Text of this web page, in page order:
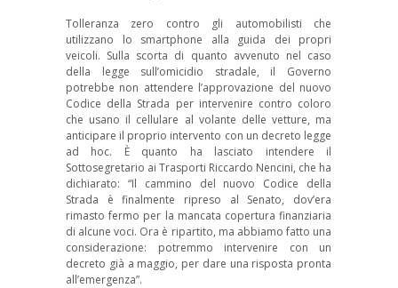
Tolleranza zero contro gli automobilisti che
utilizzano lo smartphone alla guida dei propri
veicoli. Sulla scorta di quanto avvenuto nel caso
della legge sull’omicidio stradale, il Governo
potrebbe non attendere l’approvazione del nuovo
Codice della Strada per intervenire contro coloro
che usano il cellulare al volante delle vetture, ma
anticipare il proprio intervento con un decreto legge
ad hoc. È quanto ha lasciato intendere il
Sottosegretario ai Trasporti Riccardo Nencini, che ha
dichiarato: “Il cammino del nuovo Codice della
Strada è finalmente ripreso al Senato, dov’era
rimasto fermo per la mancata copertura finanziaria
di alcune voci. Ora è ripartito, ma abbiamo fatto una
considerazione: potremmo intervenire con un
decreto già a maggio, per dare una risposta pronta
all’emergenza”.